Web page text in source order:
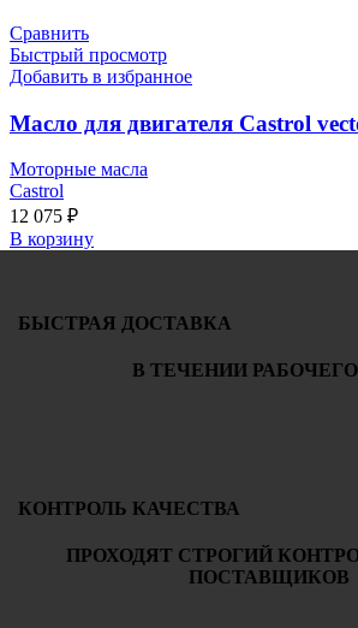
Сравнить
Быстрый просмотр
Добавить в избранное
Масло для двигателя Castrol
Моторные масла
Castrol
12 075 ₽
В корзину
БЫСТРАЯ ДОСТАВКА
В ТЕЧЕНИИ
КОНТРОЛЬ КАЧЕСТВА
ПРОХОДЯТ СТРОГИЙ
ПОСТАВЩИКОВ